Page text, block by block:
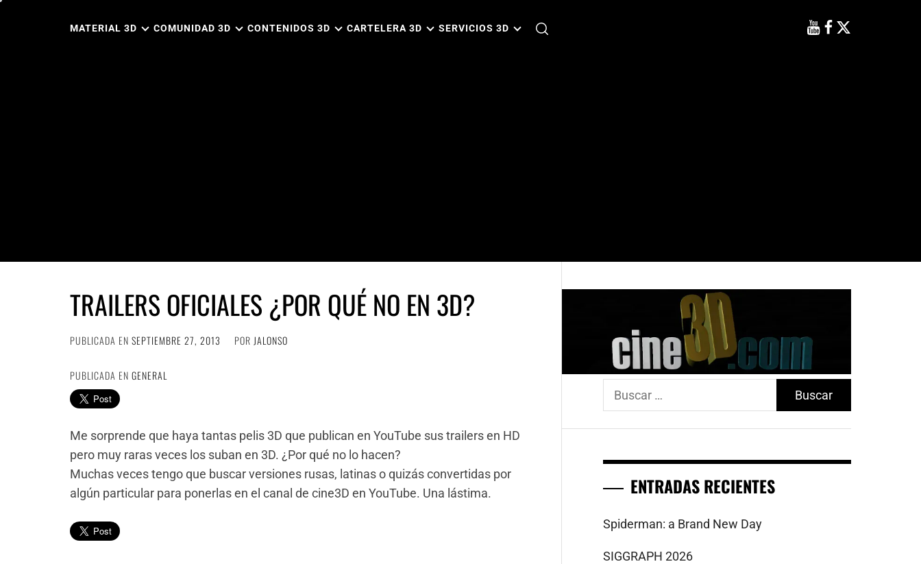
MATERIAL 3D COMUNIDAD 3D CONTENIDOS 3D CARTELERA 3D SERVICIOS 3D
TRAILERS OFICIALES ¿POR QUÉ NO EN 3D?
PUBLICADA EN SEPTIEMBRE 27, 2013 POR JALONSO
PUBLICADA EN GENERAL
Me sorprende que haya tantas pelis 3D que publican en YouTube sus trailers en HD
pero muy raras veces los suban en 3D. ¿Por qué no lo hacen?
Muchas veces tengo que buscar versiones rusas, latinas o quizás convertidas por
algún particular para ponerlas en el canal de cine3D en YouTube. Una lástima.
Buscar:
ENTRADAS RECIENTES
Spiderman: a Brand New Day
SIGGRAPH 2026